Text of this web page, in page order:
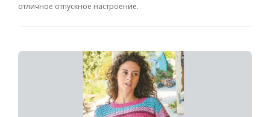
отличное отпускное настроение.